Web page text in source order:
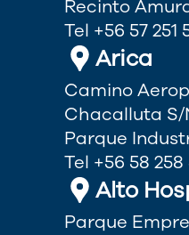
Recinto
Tel +56 57 251
Arica
Camino
Chacalluta S/
Parque
Tel +56 58
Alto
Parque